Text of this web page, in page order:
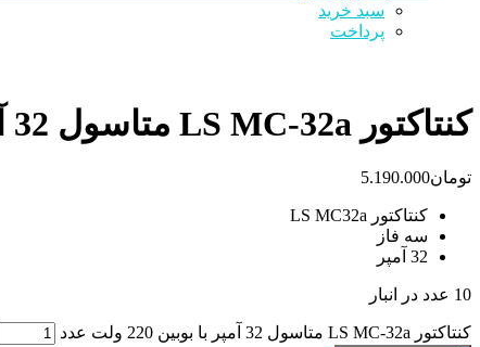
سبد خرید
پرداخت
کنتاکتور LS MC-32a متاسول 32 آمپر با بوبین 220 ولت
تومان5.190.000
کنتاکتور LS MC32a
سه فاز
32 آمپر
10 عدد در انبار
کنتاکتور LS MC-32a متاسول 32 آمپر با بوبین 220 ولت عدد